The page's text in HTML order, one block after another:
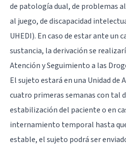
de patología dual, de problemas
al juego, de discapacidad
UHEDI). En caso de estar ante un
sustancia, la derivación se
Atención y Seguimiento a las
El sujeto estará en una Unidad de
cuatro primeras semanas con tal
estabilización del paciente o en
internamiento temporal hasta
estable, el sujeto podrá ser